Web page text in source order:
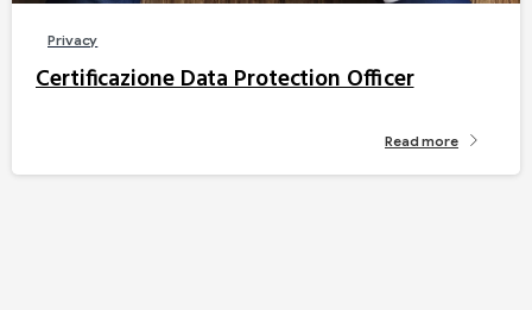
Privacy
Certificazione Data Protection Officer
Read more